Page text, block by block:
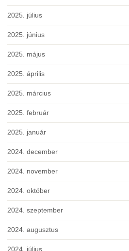
2025. július
2025. június
2025. május
2025. április
2025. március
2025. február
2025. január
2024. december
2024. november
2024. október
2024. szeptember
2024. augusztus
2024. július